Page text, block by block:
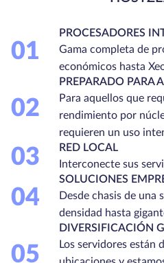
01
PROCESADORES
Gama completa de
económicos hasta
02
PREPARADO PARA
Para aquellos que
rendimiento por
requieren un uso
03
RED LOCAL
Interconecte sus
04
SOLUCIONES
Desde chasis de una
densidad hasta
05
DIVERSIFICACIÓN
Los servidores están